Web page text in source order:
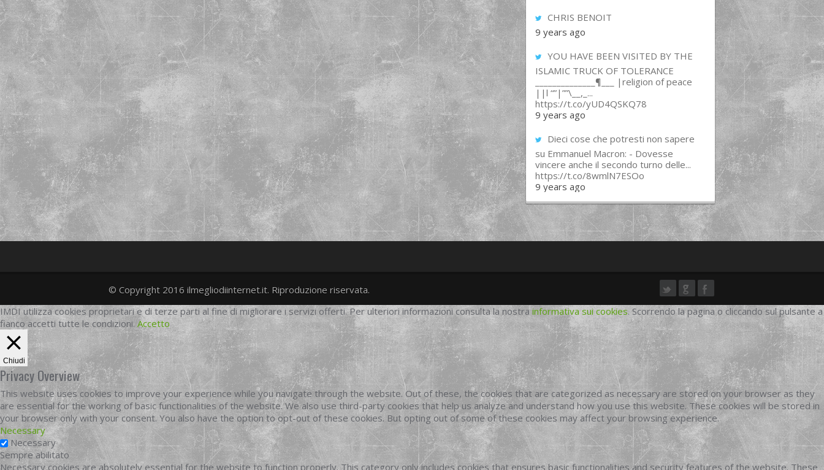
CHRIS BENOIT
9 years ago
YOU HAVE BEEN VISITED BY THE
ISLAMIC TRUCK OF TOLERANCE
______________¶___ |religion of peace
||l “”|””\__,_...
https://t.co/yUD4QSKQ78
9 years ago
Dieci cose che potresti non sapere
su Emmanuel Macron: - Dovesse
vincere anche il secondo turno delle...
https://t.co/8wmlN7ESOo
9 years ago
twittergoogleplus
facebook
© Copyright 2016 ilmegliodiinternet.it. Riproduzione riservata.
IMDI utilizza cookies proprietari e di terze parti al fine di migliorare i servizi offerti. Per ulteriori informazioni consulta la nostra informativa sui cookies. Scorrendo la pagina o cliccando sul pulsante a
fianco accetti tutte le condizioni. Accetto
Chiudi
Privacy Overview
This website uses cookies to improve your experience while you navigate through the website. Out of these, the cookies that are categorized as necessary are stored on your browser as they
are essential for the working of basic functionalities of the website. We also use third-party cookies that help us analyze and understand how you use this website. These cookies will be stored in
your browser only with your consent. You also have the option to opt-out of these cookies. But opting out of some of these cookies may affect your browsing experience.
Necessary
Necessary
Sempre abilitato
Necessary cookies are absolutely essential for the website to function properly. This category only includes cookies that ensures basic functionalities and security features of the website. These